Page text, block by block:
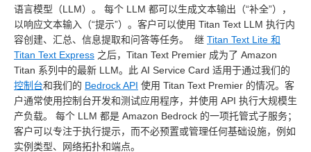
语言模型（LLM）。 每个 LLM 都可以生成文本输出（“补全”），
以响应文本输入（“提示”）。客户可以使用 Titan Text LLM 执行内
容创建、汇总、信息提取和问答等任务。 继 Titan Text Lite 和
Titan Text Express 之后，Titan Text Premier 成为了 Amazon
Titan 系列中的最新 LLM。此 AI Service Card 适用于通过我们的
控制台和我们的 Bedrock API 使用 Titan Text Premier 的情况。客
户通常使用控制台开发和测试应用程序，并使用 API 执行大规模生
产负载。 每个 LLM 都是 Amazon Bedrock 的一项托管式子服务；
客户可以专注于执行提示，而不必预置或管理任何基础设施，例如
实例类型、网络拓扑和端点。